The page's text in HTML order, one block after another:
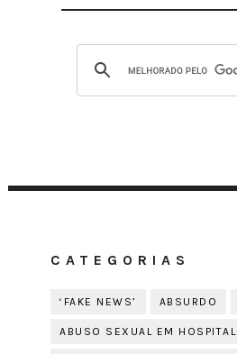
CATEGORIAS
‘FAKE NEWS’ ABSURDO
ABUSO SEXUAL EM HOSPITAL